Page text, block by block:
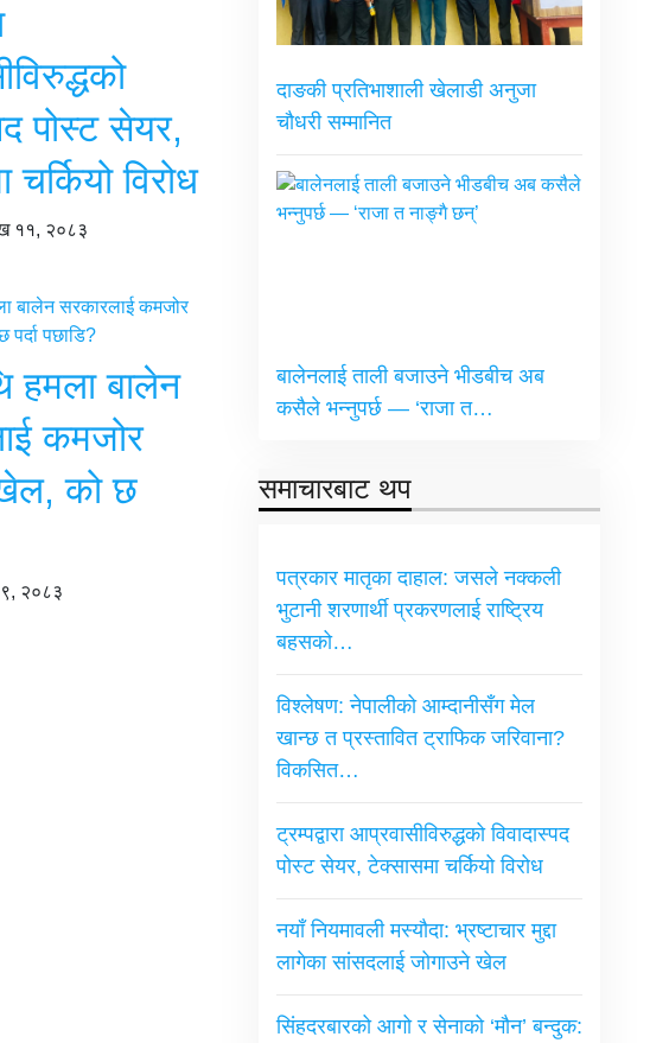
पोस्ट सेयर,
विरोध
११, २०८३
हमला बालेन
कमजोर
को छ
२०८३
दाङकी प्रतिभाशाली खेलाडी अनुजा
चौधरी सम्मानित
बालेनलाई ताली बजाउने भीडबीच अब
कसैले भन्नुपर्छ — ‘राजा त…
समाचारबाट थप
पत्रकार मातृका दाहाल: जसले नक्कली
भुटानी शरणार्थी प्रकरणलाई राष्ट्रिय
बहसको…
विश्लेषण: नेपालीको आम्दानीसँग मेल
खान्छ त प्रस्तावित ट्राफिक जरिवाना?
विकसित…
ट्रम्पद्वारा आप्रवासीविरुद्धको विवादास्पद
पोस्ट सेयर, टेक्सासमा चर्कियो विरोध
नयाँ नियमावली मस्यौदा: भ्रष्टाचार मुद्दा
लागेका सांसदलाई जोगाउने खेल
सिंहदरबारको आगो र सेनाको ‘मौन’ बन्दुक: